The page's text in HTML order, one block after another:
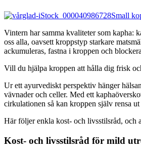
Vintern har samma kvaliteter som kapha:
oss alla, oavsett kroppstyp starkare
ackumuleras, fastna i kroppen och
Vill du hjälpa kroppen att hålla dig frisk
Ur ett ayurvediskt perspektiv hänger
vävnader och celler. Med ett
cirkulationen så kan kroppen själv rensa
Här följer enkla kost- och livsstilsråd, och
Kost- och livsstilsråd för mild